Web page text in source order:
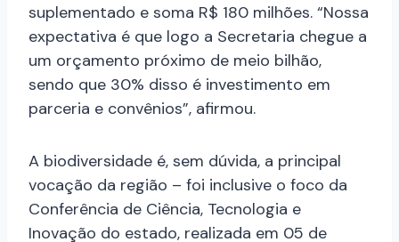
suplementado e soma R$ 180 milhões. “Nossa
expectativa é que logo a Secretaria chegue a
um orçamento próximo de meio bilhão,
sendo que 30% disso é investimento em
parceria e convênios”, afirmou.
A biodiversidade é, sem dúvida, a principal
vocação da região – foi inclusive o foco da
Conferência de Ciência, Tecnologia e
Inovação do estado, realizada em 05 de